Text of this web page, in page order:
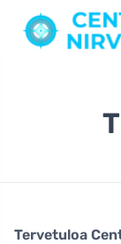
Tervetuloa